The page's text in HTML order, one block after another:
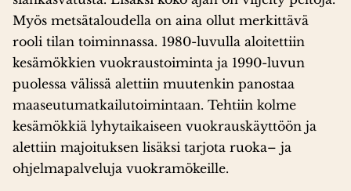
hetkellä tilaa hoitaa jo tämän suvun viides polvi.
Tilasta on lohkottu 1900-luvun aikana suuri osa
ensin torpparinvapautusten ja myöhemmin sotien
jälkeisen pika-asutustoiminnan vaikutuksesta.
Katteluksen kylä on aina ollut perinteinen
maalaiskylä, joskin metsätalous ja ehkä myös
kalastus ovat olleet merkittäviä elinkeinoja.
Viljeltyä peltoa kylässä on ollut jo ainakin 1500-
Myös metsätaloudella on aina ollut merkittävä
rooli tilan toiminnassa. 1980-luvulla aloitettiin
kesämökkien vuokraustoiminta ja 1990-luvun
puolessa välissä alettiin muutenkin panostaa
maaseutumatkailutoimintaan. Tehtiin kolme
kesämökkiä lyhytaikaiseen vuokrauskäyttöön ja
alettiin majoituksen lisäksi tarjota ruoka– ja
ohjelmapalveluja vuokramökeille.